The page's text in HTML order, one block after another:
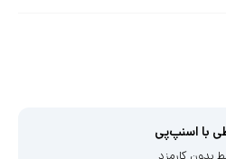
با اسنپ‌پی